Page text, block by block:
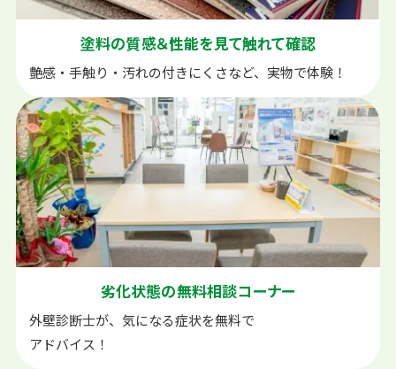
塗料の質感＆性能を見て触れて確認
艶感・手触り・汚れの付きにくさなど、実物で体験！
劣化状態の無料相談コーナー
外壁診断士が、気になる症状を無料で
アドバイス！